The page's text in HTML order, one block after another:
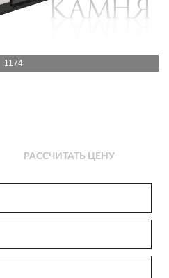
1174
РАССЧИТАТЬ ЦЕНУ